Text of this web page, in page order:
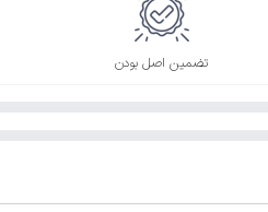
تضمین اصل بودن